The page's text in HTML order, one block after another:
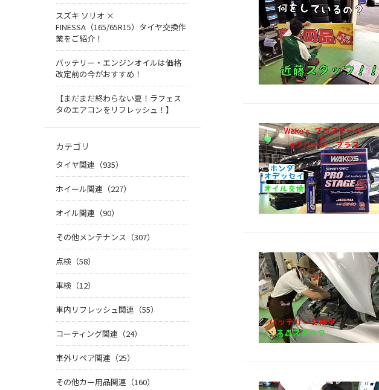
スズキ ソリオ ×
FINESSA（165/65R15）タイヤ交換作
業をご紹介！
バッテリー・エンジンオイルは価格
改定前の今がおすすめ！
【まだまだ終わらない夏！ラフェス
タのエアコンをリフレッシュ！】
カテゴリ
タイヤ関連（935）
ホイール関連（227）
オイル関連（90）
その他メンテナンス（307）
点検（58）
車検（12）
車内リフレッシュ関連（55）
コーティング関連（24）
車外リペア関連（25）
その他カー用品関連（160）